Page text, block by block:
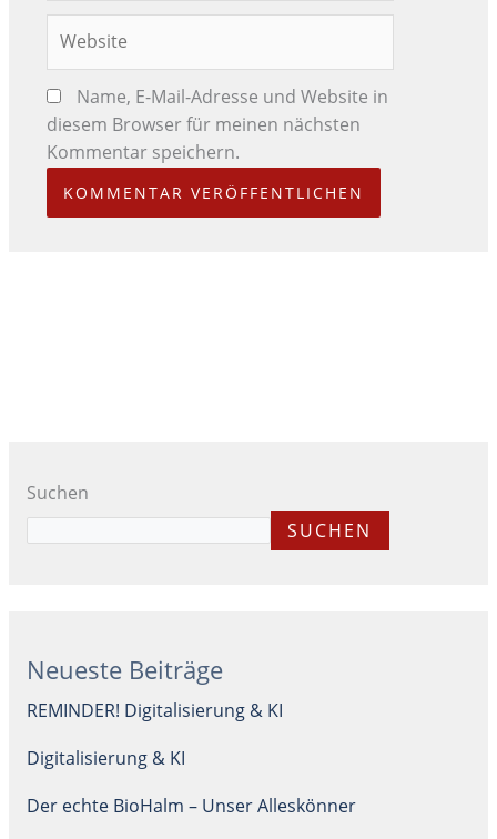
Adresse*
Name, E-Mail-Adresse und Website in
diesem Browser für meinen nächsten
Kommentar speichern.
Suchen
SUCHEN
Neueste Beiträge
REMINDER! Digitalisierung & KI
Digitalisierung & KI
Der echte BioHalm – Unser Alleskönner